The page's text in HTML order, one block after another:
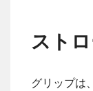
スト
グリップは